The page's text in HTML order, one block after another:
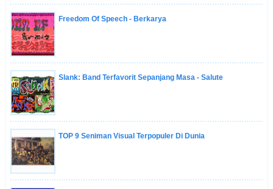
Freedom Of Speech - Berkarya
Slank: Band Terfavorit Sepanjang Masa - Salute
TOP 9 Seniman Visual Terpopuler Di Dunia